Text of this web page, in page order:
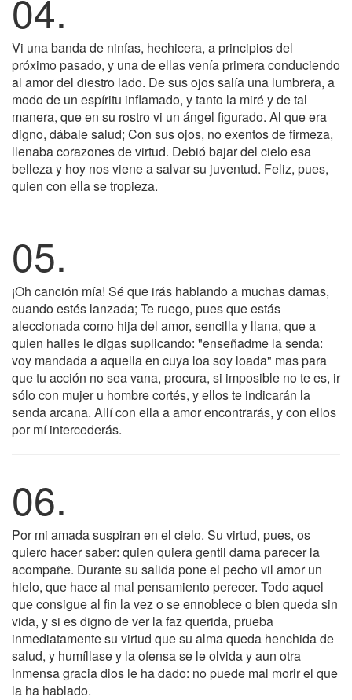
04.
Vi una banda de ninfas, hechicera, a principios del
próximo pasado, y una de ellas venía primera conduciendo
al amor del diestro lado. De sus ojos salía una lumbrera, a
modo de un espíritu inflamado, y tanto la miré y de tal
manera, que en su rostro vi un ángel figurado. Al que era
digno, dábale salud; Con sus ojos, no exentos de firmeza,
llenaba corazones de virtud. Debió bajar del cielo esa
belleza y hoy nos viene a salvar su juventud. Feliz, pues,
quien con ella se tropieza.
05.
¡Oh canción mía! Sé que irás hablando a muchas damas,
cuando estés lanzada; Te ruego, pues que estás
aleccionada como hija del amor, sencilla y llana, que a
quien halles le digas suplicando: "enseñadme la senda:
voy mandada a aquella en cuya loa soy loada" mas para
que tu acción no sea vana, procura, si imposible no te es, ir
sólo con mujer u hombre cortés, y ellos te indicarán la
senda arcana. Allí con ella a amor encontrarás, y con ellos
por mí intercederás.
06.
Por mi amada suspiran en el cielo. Su virtud, pues, os
quiero hacer saber: quien quiera gentil dama parecer la
acompañe. Durante su salida pone el pecho vil amor un
hielo, que hace al mal pensamiento perecer. Todo aquel
que consigue al fin la vez o se ennoblece o bien queda sin
vida, y si es digno de ver la faz querida, prueba
inmediatamente su virtud que su alma queda henchida de
salud, y humíllase y la ofensa se le olvida y aun otra
inmensa gracia dios le ha dado: no puede mal morir el que
la ha hablado.